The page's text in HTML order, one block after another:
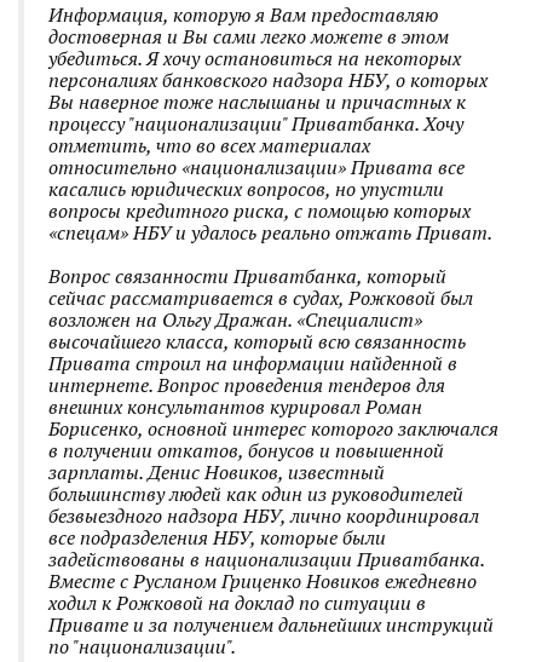
Информация, которую я Вам предоставляю
достоверная и Вы сами легко можете в этом
убедиться. Я хочу остановиться на некоторых
персоналиях банковского надзора НБУ, о которых
Вы наверное тоже наслышаны и причастных к
процессу "национализации" Приватбанка. Хочу
отметить, что во всех материалах
относительно «национализации» Привата все
касались юридических вопросов, но упустили
вопросы кредитного риска, с помощью которых
«спецам» НБУ и удалось реально отжать Приват.
Вопрос связанности Приватбанка, который
сейчас рассматривается в судах, Рожковой был
возложен на Ольгу Дражан. «Специалист»
высочайшего класса, который всю связанность
Привата строил на информации найденной в
интернете. Вопрос проведения тендеров для
внешних консультантов курировал Роман
Борисенко, основной интерес которого заключался
в получении откатов, бонусов и повышенной
зарплаты. Денис Новиков, известный
большинству людей как один из руководителей
безвыездного надзора НБУ, лично координировал
все подразделения НБУ, которые были
задействованы в национализации Приватбанка.
Вместе с Русланом Гриценко Новиков ежедневно
ходил к Рожковой на доклад по ситуации в
Привате и за получением дальнейших инструкций
по "национализации".